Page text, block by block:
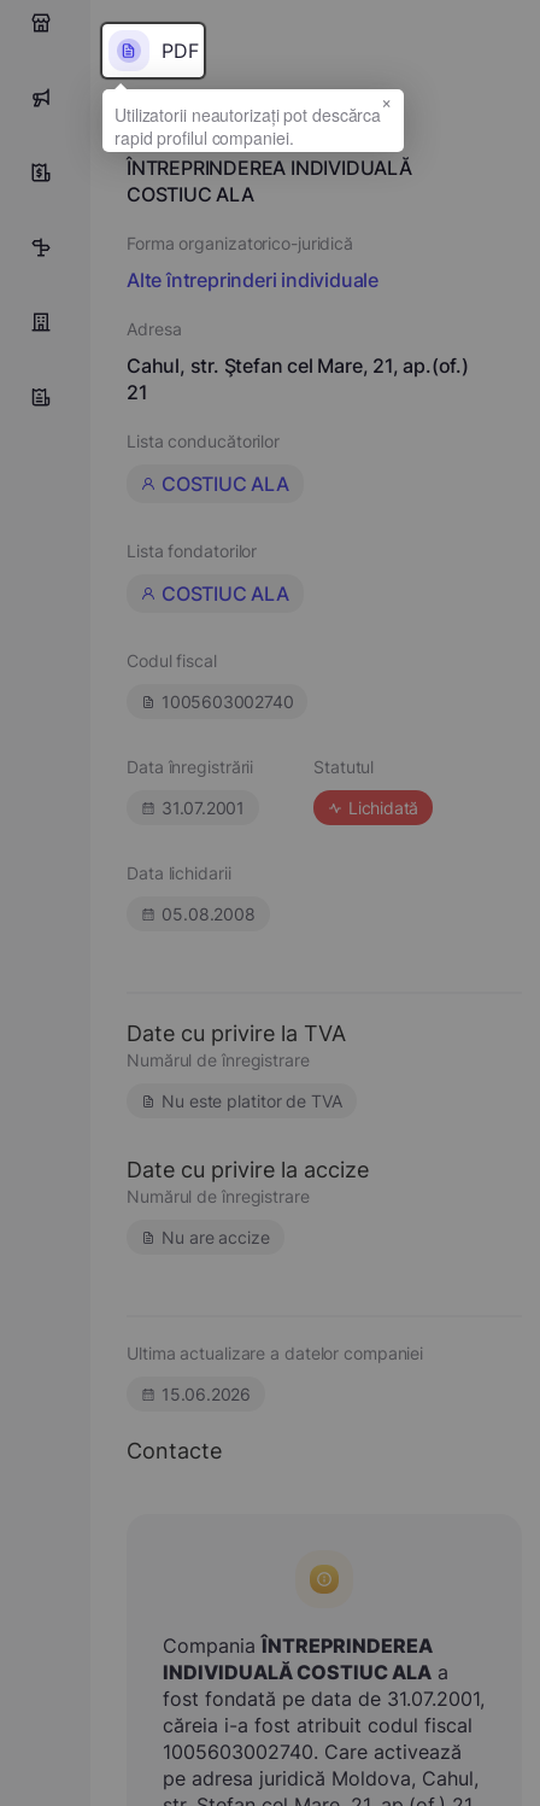
0
4
PDF
Denumirea completă
ÎNTREPRINDEREA INDIVIDUALĂ
COSTIUC ALA
Forma organizatorico-juridică
Alte întreprinderi individuale
Adresa
Cahul, str. Ştefan cel Mare, 21, ap.(of.)
21
Lista conducătorilor
COSTIUC ALA
Lista fondatorilor
COSTIUC ALA
Codul fiscal
1005603002740
Data înregistrării
31.07.2001
Statutul
Lichidată
Data lichidarii
05.08.2008
Date cu privire la TVA
Numărul de înregistrare
Nu este platitor de TVA
Date cu privire la accize
Numărul de înregistrare
Nu are accize
Ultima actualizare a datelor companiei
15.06.2026
Contacte
CompaniaÎNTREPRINDEREA
INDIVIDUALĂ COSTIUC ALA a
fost fondată pe data de 31.07.2001,
căreia i-a fost atribuit codul fiscal
1005603002740. Care activează
pe adresa juridică Moldova, Cahul,
×